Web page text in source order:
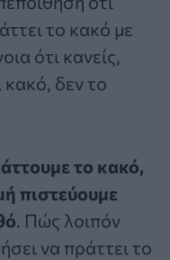
το κακό με
ότι κανείς,
κακό, δεν το
το κακό,
πιστεύουμε
. Πώς λοιπόν
να πράττει το